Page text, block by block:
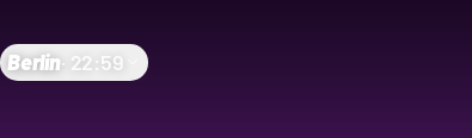
Berlin 22:59